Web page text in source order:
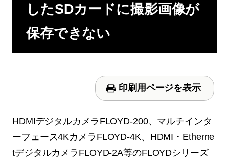
お問い合せ
したSDカードに撮影画像が
保存できない
印刷用ページを表示
HDMIデジタルカメラFLOYD-200、マルチインタ
ーフェース4KカメラFLOYD-4K、HDMI・Etherne
tデジタルカメラFLOYD-2A等のFLOYDシリーズ